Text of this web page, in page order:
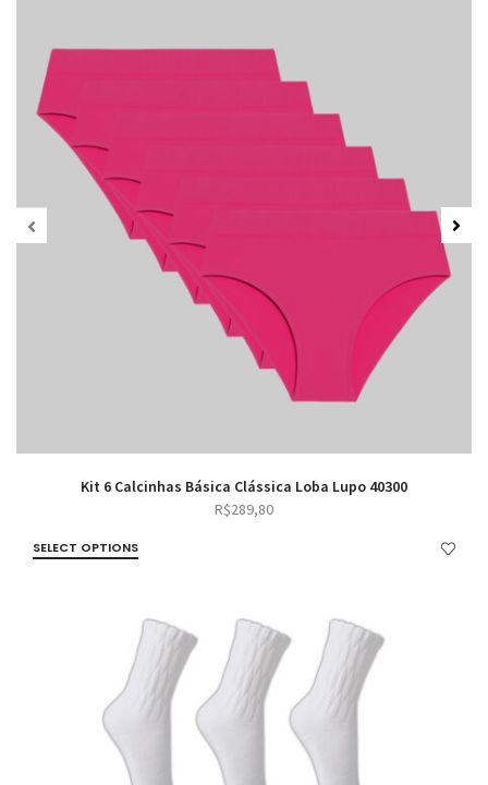
Kit 6 Calcinhas Básica Clássica Loba Lupo 40300
R$289,80
SELECT OPTIONS